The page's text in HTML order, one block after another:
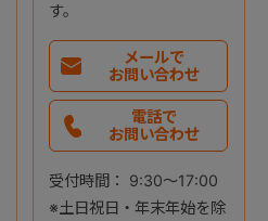
す。
メールで
お問い合わせ
電話で
お問い合わせ
受付時間： 9:30～17:00
※土日祝日・年末年始を除